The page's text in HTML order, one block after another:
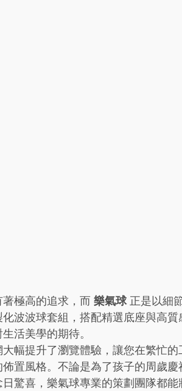
極高的追求，而 樂氣球 正是以細
波波球套組，搭配精選底座與高質
活美學的期待。
幅提升了瀏覽體驗，讓您在繁忙的
置風格。不論是為了孩子的周歲慶
驚喜，樂氣球專業的策劃團隊都能